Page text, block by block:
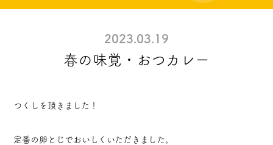
2023.03.19
春の味覚・おつカレー
つくしを頂きました！
定番の卵とじでおいしくいただきました。